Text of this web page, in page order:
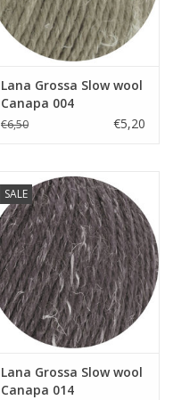
Lana Grossa Slow wool
Canapa 004
€6,50 €5,20
SALE
Lana Grossa Slow wool
Canapa 014